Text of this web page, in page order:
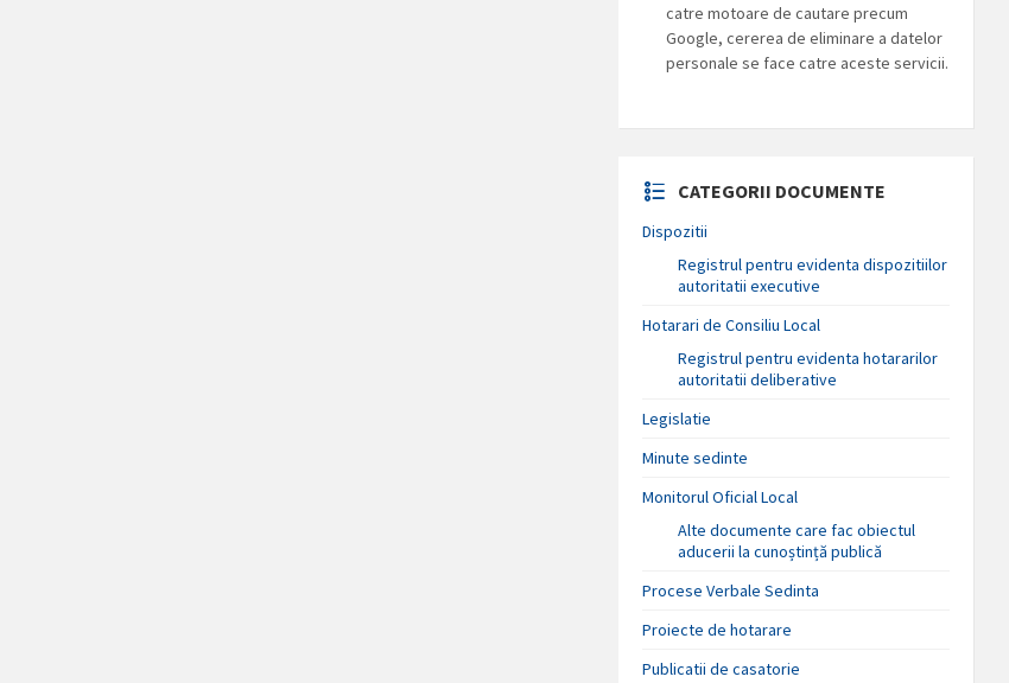
catre motoare de cautare precum
Google, cererea de eliminare a datelor
personale se face catre aceste servicii.
CATEGORII DOCUMENTE
Dispozitii
Registrul pentru evidenta dispozitiilor
autoritatii executive
Hotarari de Consiliu Local
Registrul pentru evidenta hotararilor
autoritatii deliberative
Legislatie
Minute sedinte
Monitorul Oficial Local
Alte documente care fac obiectul
aducerii la cunoștință publică
Procese Verbale Sedinta
Proiecte de hotarare
Publicatii de casatorie